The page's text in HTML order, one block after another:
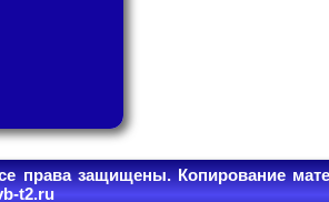
права защищены. Копирование
t2.ru